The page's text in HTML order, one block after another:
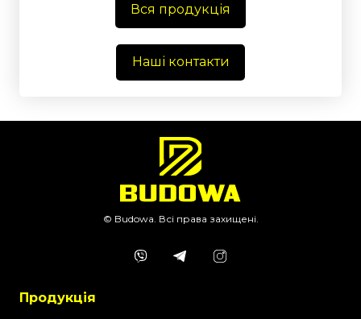
Вся продукція
Наші контакти
© Budowa. Всі права захищені.
Продукція